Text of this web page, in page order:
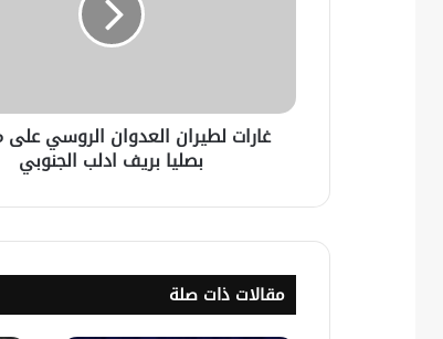
غارات لطيران العدوان الروسي
بصليا بريف ادلب الجنوبي
مقالات ذات صلة